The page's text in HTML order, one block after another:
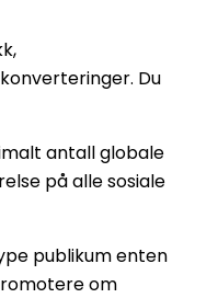
Du
antall globale
på alle sosiale
publikum enten
om